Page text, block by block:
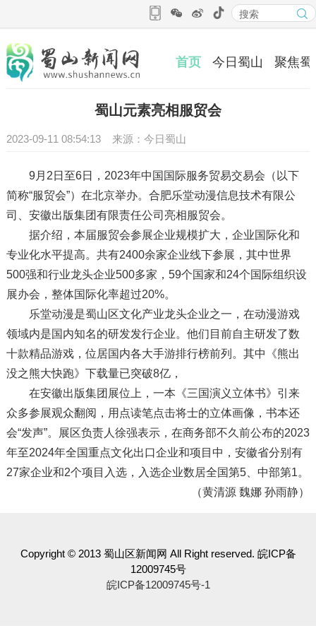
首页 今日蜀山 聚焦蜀
蜀山元素亮相服贸会
2023-09-11 08:54:13 来源：今日蜀山
9月2日至6日，2023年中国国际服务贸易交易会（以下
简称“服贸会”）在北京举办。合肥乐堂动漫信息技术有限公
司、安徽出版集团有限责任公司亮相服贸会。
据介绍，本届服贸会参展企业规模扩大，企业国际化和
专业化水平提高。共有2400余家企业线下参展，其中世界
500强和行业龙头企业500多家，59个国家和24个国际组织设
展办会，整体国际化率超过20%。
乐堂动漫是蜀山区文化产业龙头企业之一，在动漫游戏
领域内是国内知名的研发发行企业。他们目前自主研发了数
十款精品游戏，位居国内各大手游排行榜前列。其中《熊出
没之熊大快跑》下载量已突破8亿，
在安徽出版集团展位上，一本《三国演义立体书》引来
众多参展观众翻阅，用点读笔点击将士的立体画像，书本还
会“发声”。展区负责人徐强表示，在商务部不久前公布的2023
年至2024年全国重点文化出口企业和项目中，安徽省分别有
27家企业和2个项目入选，入选企业数居全国第5、中部第1。
（黄清源 魏娜 孙雨静）
Copyright © 2013 蜀山区新闻网 All Right reserved. 皖ICP备
12009745号
皖ICP备12009745号-1